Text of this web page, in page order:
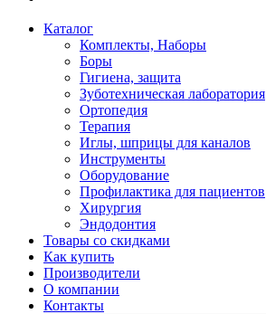
Каталог
Комплекты, Наборы
Боры
Гигиена, защита
Зуботехническая лаборатория
Ортопедия
Терапия
Иглы, шприцы для каналов
Инструменты
Оборудование
Профилактика для пациентов
Хирургия
Эндодонтия
Товары со скидками
Как купить
Производители
О компании
Контакты